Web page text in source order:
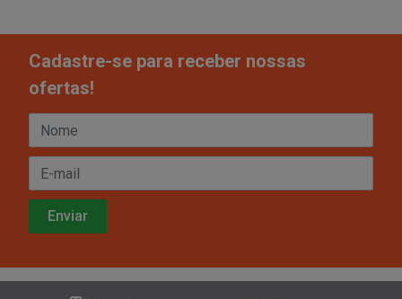
Cadastre-se para receber nossas
ofertas!